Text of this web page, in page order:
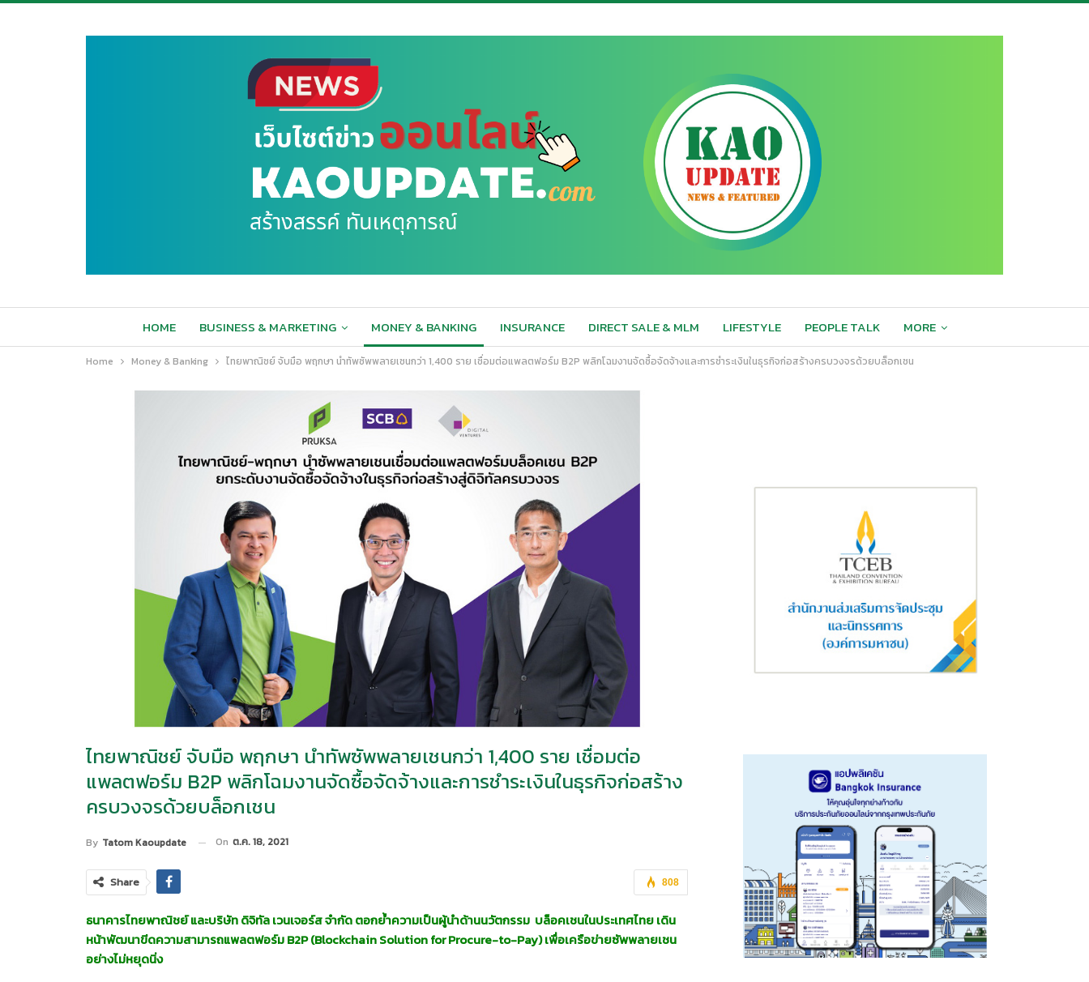
HOME BUSINESS & MARKETING MONEY & BANKING INSURANCE DIRECT SALE & MLM LIFESTYLE PEOPLE TALK MORE
Home Money & Banking ไทยพาณิชย์ จับมือ พฤกษา นำทัพซัพพลายเชนกว่า 1,400 ราย เชื่อมต่อแพลตฟอร์ม B2P พลิกโฉมงานจัดซื้อจัดจ้างและการชำระเงินในธุรกิจก่อสร้างครบวงจรด้วยบล็อกเชน
ไทยพาณิชย์ จับมือ พฤกษา นำทัพซัพพลายเชนกว่า 1,400 ราย เชื่อมต่อ
แพลตฟอร์ม B2P พลิกโฉมงานจัดซื้อจัดจ้างและการชำระเงินในธุรกิจก่อสร้าง
ครบวงจรด้วยบล็อกเชน
By Tatom Kaoupdate On ต.ค. 18, 2021
808
Share
ธนาคารไทยพาณิชย์ และบริษัท ดิจิทัล เวนเจอร์ส จำกัด ตอกย้ำความเป็นผู้นำด้านนวัตกรรม บล็อคเชนในประเทศไทย เดิน
หน้าพัฒนาขีดความสามารถแพลตฟอร์มB2P (Blockchain Solution for Procure-to-Pay) เพื่อเครือข่ายซัพพลายเชน
อย่างไม่หยุดนิ่ง